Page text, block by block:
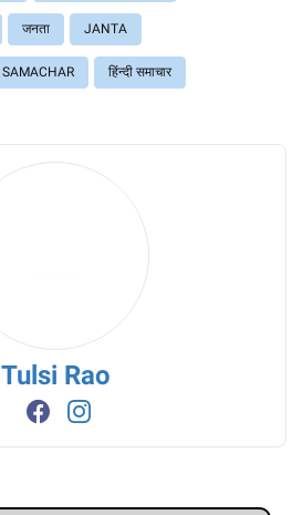
जनता JANTA
SAMACHAR हिंन्दी समाचार
Tulsi Rao